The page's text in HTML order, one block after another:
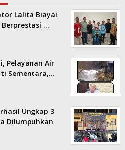
Lalita Biayai
Berprestasi …
Pelayanan Air
Sementara,…
Ungkap 3
Dilumpuhkan